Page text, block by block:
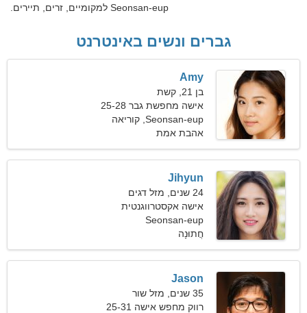
Seonsan-eup למקומיים, זרים, תיירים.
גברים ונשים באינטרנט
Amy
בן 21, קשת
אישה מחפשת גבר 25-28
Seonsan-eup, קוריאה
הדרומית
אהבת אמת
Jihyun
24 שנים, מזל דגים
אישה אקסטרווגנטית
שמחפשת מערכת יחסים
מלאת תשוקה
Seonsan-eup
חֲתוּנָה
Jason
35 שנים, מזל שור
רווק מחפש אישה 25-31